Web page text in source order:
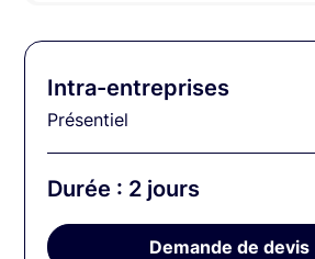
Intra-entreprises
Présentiel
Durée : 2 jours
Demande de devis